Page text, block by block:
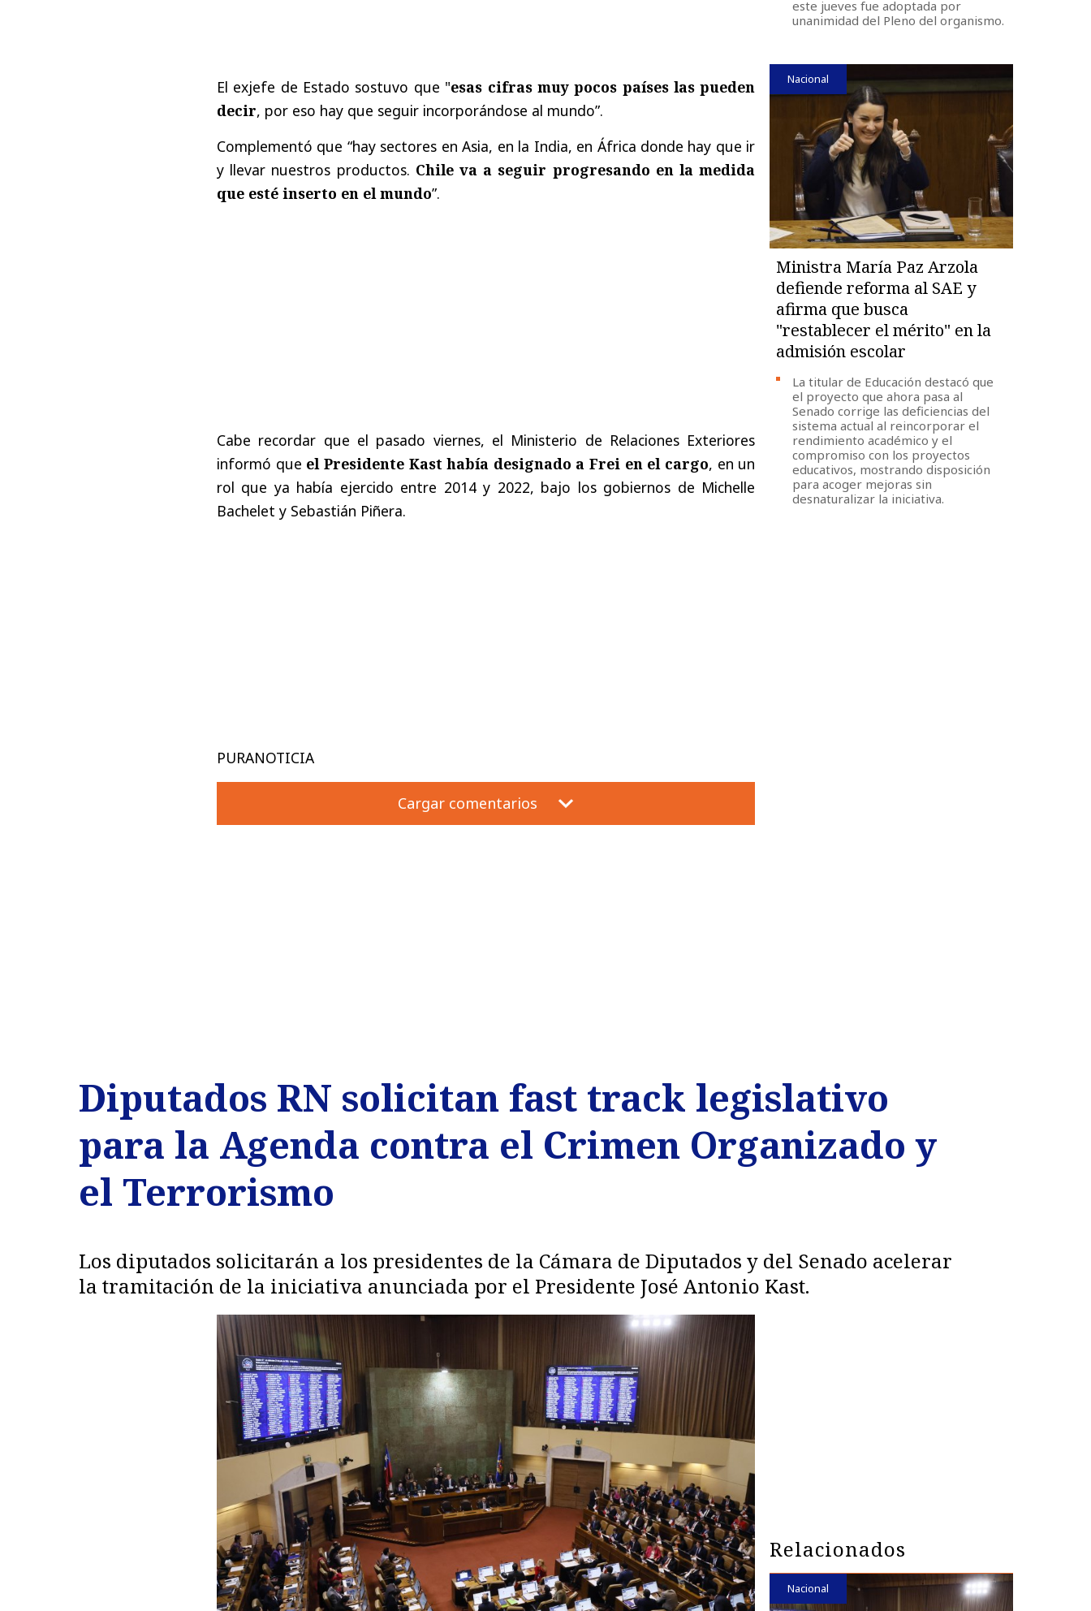
El exjefe de Estado sostuvo que "esas cifras muy pocos países las pueden
decir, por eso hay que seguir incorporándose al mundo”.
Complementó que “hay sectores en Asia, en la India, en África donde hay que ir
y llevar nuestros productos. Chile va a seguir progresando en la medida
que esté inserto en el mundo”.
Cabe recordar que el pasado viernes, el Ministerio de Relaciones Exteriores
informó que el Presidente Kast había designado a Frei en el cargo, en un
rol que ya había ejercido entre 2014 y 2022, bajo los gobiernos de Michelle
Bachelet y Sebastián Piñera.
PURANOTICIA
Cargar comentarios
este jueves fue adoptada por
unanimidad del Pleno del organismo.
Nacional
Ministra María Paz Arzola
defiende reforma al SAE y
afirma que busca
"restablecer el mérito" en la
admisión escolar
La titular de Educación destacó que
el proyecto que ahora pasa al
Senado corrige las deficiencias del
sistema actual al reincorporar el
rendimiento académico y el
compromiso con los proyectos
educativos, mostrando disposición
para acoger mejoras sin
desnaturalizar la iniciativa.
Diputados RN solicitan fast track legislativo
para la Agenda contra el Crimen Organizado y
el Terrorismo
Los diputados solicitarán a los presidentes de la Cámara de Diputados y del Senado acelerar
la tramitación de la iniciativa anunciada por el Presidente José Antonio Kast.
Relacionados
Nacional